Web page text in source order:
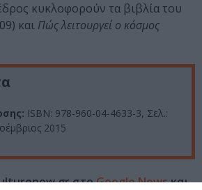
κυκλοφορούν τα βιβλία του
και Πώς λειτουργεί ο κόσμος
ISBN: 978-960-04-4633-3, Σελ.:
2015
στοGoogle Newsκαι